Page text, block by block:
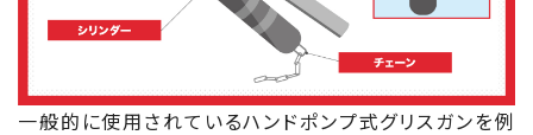
一般的に使用されているハンドポンプ式グリスガンを例